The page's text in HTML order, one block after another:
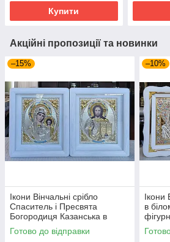
Купити
Акційні пропозиції та новинки
–15%
Ікони Вінчальні срібло
Спаситель і Пресвята
Богородиця Казанська в
білому дерев'ян. кіоті під
склом,25*21
Готово до відправки
–10%
Ікони
в